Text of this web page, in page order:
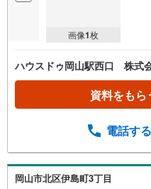
画像1枚
ハウスドゥ岡山駅西口 株式
資料をもら
電話する
岡山市北区伊島町3丁目